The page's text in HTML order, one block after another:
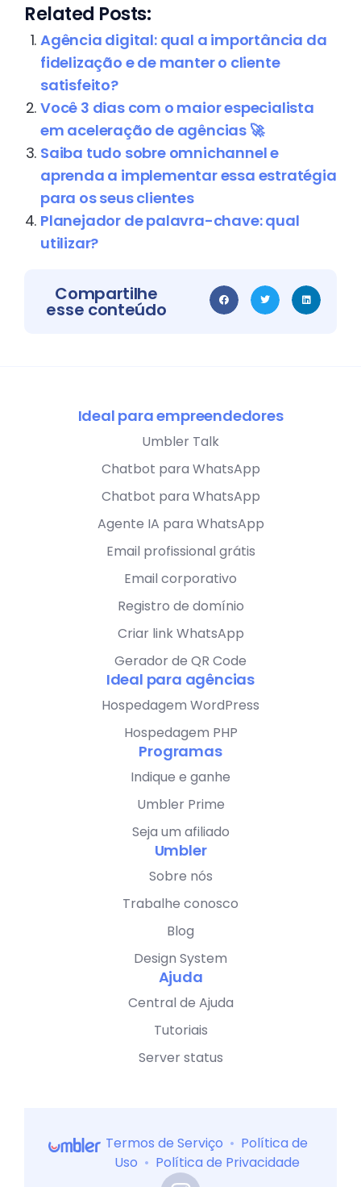
Related Posts:
Agência digital: qual a importância da
fidelização e de manter o cliente
satisfeito?
Você 3 dias com o maior especialista
em aceleração de agências 🚀
Saiba tudo sobre omnichannel e
aprenda a implementar essa estratégia
para os seus clientes
Planejador de palavra-chave: qual
utilizar?
Compartilhe
esse conteúdo
Ideal para empreendedores
Umbler Talk
Chatbot para WhatsApp
Chatbot para WhatsApp
Agente IA para WhatsApp
Email profissional grátis
Email corporativo
Registro de domínio
Criar link WhatsApp
Gerador de QR Code
Ideal para agências
Hospedagem WordPress
Hospedagem PHP
Programas
Indique e ganhe
Umbler Prime
Seja um afiliado
Umbler
Sobre nós
Trabalhe conosco
Blog
Design System
Ajuda
Central de Ajuda
Tutoriais
Server status
Termos de Serviço • Política de
Uso • Política de Privacidade